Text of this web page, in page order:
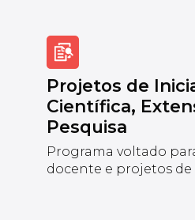
Projetos de
Científica,
Pesquisa
Programa voltado
docente e projetos de